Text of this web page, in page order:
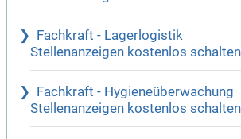
Fachkraft - Lagerlogistik
Stellenanzeigen kostenlos schalten
Fachkraft - Hygieneüberwachung
Stellenanzeigen kostenlos schalten